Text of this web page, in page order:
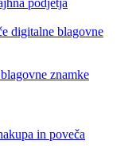
podjetja
digitalne blagovne
znamke
in poveča